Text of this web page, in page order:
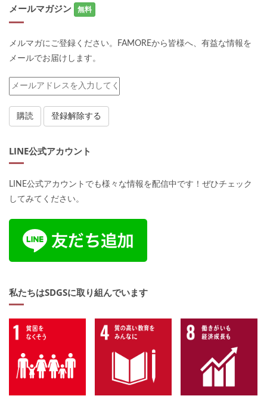
メールマガジン 無料
メルマガにご登録ください。FAMOREから皆様へ、有益な情報を
メールでお届けします。
LINE公式アカウント
LINE公式アカウントでも様々な情報を配信中です！ぜひチェック
してみてください。
私たちはSDGSに取り組んでいます